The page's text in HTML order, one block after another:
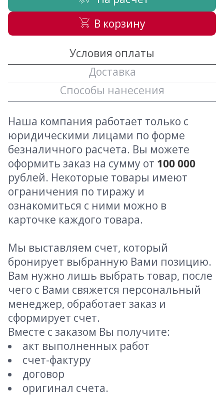
В корзину
Условия оплаты
Доставка
Способы нанесения
Наша компания работает только с
юридическими лицами по форме
безналичного расчета. Вы можете
оформить заказ на сумму от 100 000
рублей. Некоторые товары имеют
ограничения по тиражу и
ознакомиться с ними можно в
карточке каждого товара.
Мы выставляем счет, который
бронирует выбранную Вами позицию.
Вам нужно лишь выбрать товар, после
чего с Вами свяжется персональный
менеджер, обработает заказ и
сформирует счет.
Вместе с заказом Вы получите:
акт выполненных работ
счет-фактуру
договор
оригинал счета.